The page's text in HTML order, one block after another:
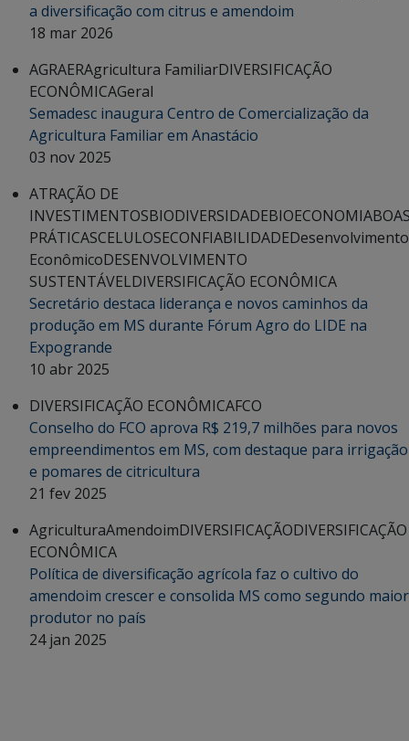
a diversificação com citrus e amendoim
18 mar 2026
AGRAERAgricultura FamiliarDIVERSIFICAÇÃO
ECONÔMICAGeral
Semadesc inaugura Centro de Comercialização da
Agricultura Familiar em Anastácio
03 nov 2025
ATRAÇÃO DE
INVESTIMENTOSBIODIVERSIDADEBIOECONOMIA
PRÁTICASCELULOSECONFIABILIDADEDesenvolvimento
EconômicoDESENVOLVIMENTO
SUSTENTÁVELDIVERSIFICAÇÃO ECONÔMICA
Secretário destaca liderança e novos caminhos da
produção em MS durante Fórum Agro do LIDE na
Expogrande
10 abr 2025
DIVERSIFICAÇÃO ECONÔMICAFCO
Conselho do FCO aprova R$ 219,7 milhões para novos
empreendimentos em MS, com destaque para irrigação
e pomares de citricultura
21 fev 2025
AgriculturaAmendoimDIVERSIFICAÇÃODIVERSIFICAÇÃO
ECONÔMICA
Política de diversificação agrícola faz o cultivo do
amendoim crescer e consolida MS como segundo maior
produtor no país
24 jan 2025